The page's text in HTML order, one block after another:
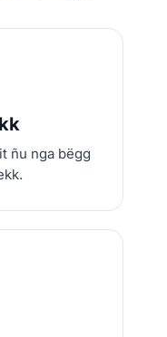
ñu nga bëgg